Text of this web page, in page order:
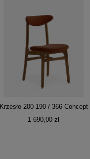
Krzesło 200-190 / 366 Concept
1 690,00 zł